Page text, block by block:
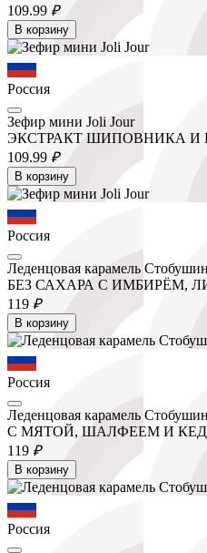
109.99 ₽
В корзину
Россия
Зефир мини Joli Jour
ЭКСТРАКТ ШИПОВНИКА И
109.99 ₽
В корзину
Россия
Леденцовая карамель
БЕЗ САХАРА С ИМБИРЁМ,
119 ₽
В корзину
Россия
Леденцовая карамель
С МЯТОЙ, ШАЛФЕЕМ И
119 ₽
В корзину
Россия